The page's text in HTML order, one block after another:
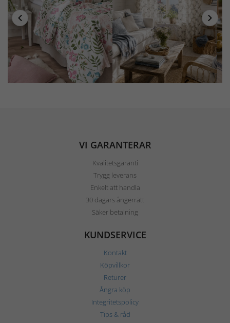
VI GARANTERAR
Kvalitetsgaranti
Trygg leverans
Enkelt att handla
30 dagars ångerrätt
Säker betalning
KUNDSERVICE
Kontakt
Köpvillkor
Returer
Ångra köp
Integritetspolicy
Tips & råd